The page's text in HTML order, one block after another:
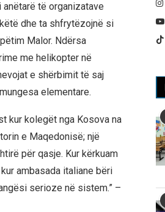
të organizatave
dhe ta shfrytëzojnë si
Malor. Ndërsa
me helikopter në
e shërbimit të saj
elementare.
kur kolegët nga Kosova na
e Maqedonisë; një
për qasje. Kur kërkuam
ambasada italiane bëri
serioze në sistem.” –